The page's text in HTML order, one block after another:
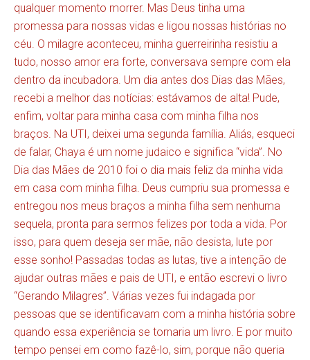
qualquer momento morrer. Mas Deus tinha uma
promessa para nossas vidas e ligou nossas histórias no
céu. O milagre aconteceu, minha guerreirinha resistiu a
tudo, nosso amor era forte, conversava sempre com ela
dentro da incubadora. Um dia antes dos Dias das Mães,
recebi a melhor das notícias: estávamos de alta! Pude,
enfim, voltar para minha casa com minha filha nos
braços. Na UTI, deixei uma segunda família. Aliás, esqueci
de falar, Chaya é um nome judaico e significa “vida”. No
Dia das Mães de 2010 foi o dia mais feliz da minha vida
em casa com minha filha. Deus cumpriu sua promessa e
entregou nos meus braços a minha filha sem nenhuma
sequela, pronta para sermos felizes por toda a vida. Por
isso, para quem deseja ser mãe, não desista, lute por
esse sonho! Passadas todas as lutas, tive a intenção de
ajudar outras mães e pais de UTI, e então escrevi o livro
“Gerando Milagres”. Várias vezes fui indagada por
pessoas que se identificavam com a minha história sobre
quando essa experiência se tornaria um livro. E por muito
tempo pensei em como fazê-lo, sim, porque não queria